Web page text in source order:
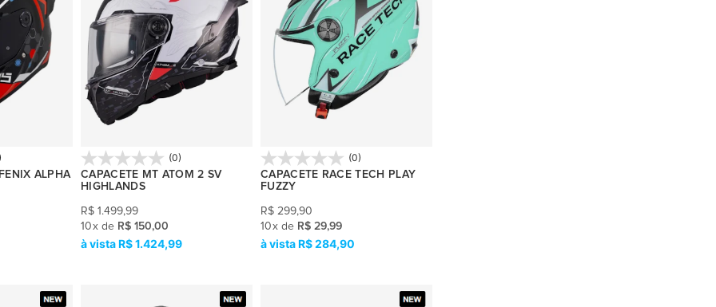
ALPHA
(0)
CAPACETE MT ATOM 2 SV
HIGHLANDS
R$ 1.499,99
10x de R$ 150,00
R$ 1.424,99
(0)
CAPACETE RACE TECH PLAY
FUZZY
R$ 299,90
10x de R$ 29,99
R$ 284,90